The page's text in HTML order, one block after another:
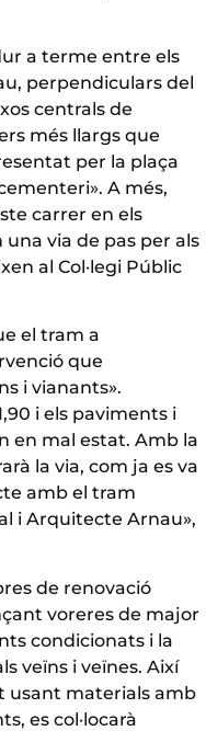
a terme entre els
perpendiculars del
centrals de
més llargs que
per la plaça
A més,
carrer en els
una via de pas per als
al Col·legi Públic
el tram a
que
i vianants».
i els paviments i
en mal estat. Amb la
la via, com ja es va
amb el tram
i Arquitecte Arnau»,
de renovació
voreres de major
condicionats i la
veïns i veïnes. Així
usant materials amb
es col·locarà